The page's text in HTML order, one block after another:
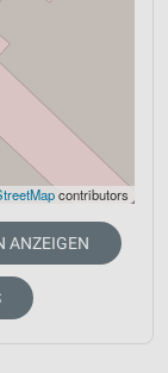
contributors
ANZEIGEN